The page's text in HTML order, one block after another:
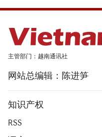
主管部门：越南通讯社
网站总编辑：陈进笋
知识产权
RSS